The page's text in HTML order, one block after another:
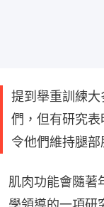
提到舉重訓練
們，但有研究表
令他們維持腿部
肌肉功能會隨著